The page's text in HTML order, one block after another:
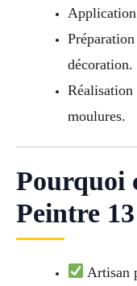
Application
décoration.
Réalisation
moulures.
Pourquoi
Peintre
Artisan